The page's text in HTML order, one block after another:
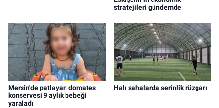
stratejileri gündemde
Mersin'de patlayan domates
konservesi 9 aylık bebeği
yaraladı
Halı sahalarda serinlik rüzgarı